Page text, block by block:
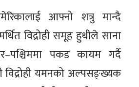
आफ्नो शत्रु मान्दै
विद्रोही समूह हुथीले साना
पकड कायम गर्दै
यमनको अल्पसङ्ख्यक